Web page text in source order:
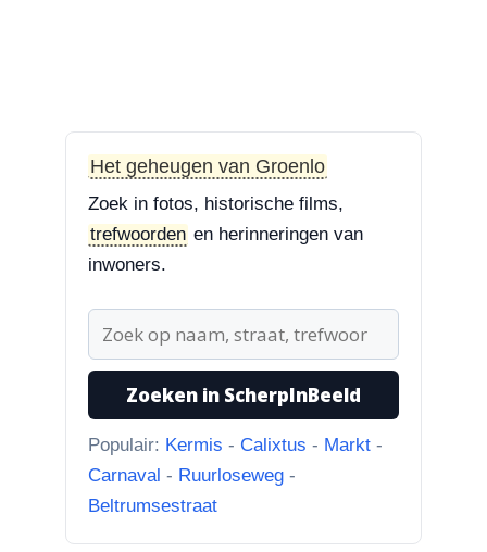
“Treurbeuk op het ravelijn
Styrum. Pracht boom!”
3-8-2026
Zoekplaatjes uit Grolle
“Nog een tip. Deze buurman
“naar...”
1-8-2026
Koningssteeg met parkeerterrein
Het geheugen van Groenlo
Zoek in fotos, historische films,
trefwoorden en herinneringen van
inwoners.
Zoeken in ScherpInBeeld
Populair: Kermis - Calixtus - Markt -
Carnaval - Ruurloseweg -
Beltrumsestraat